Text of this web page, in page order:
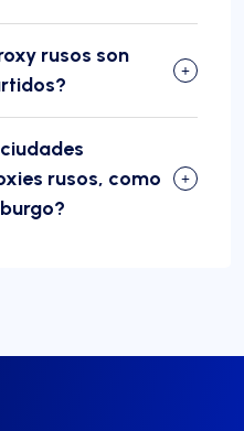
rusos son
rusos, como